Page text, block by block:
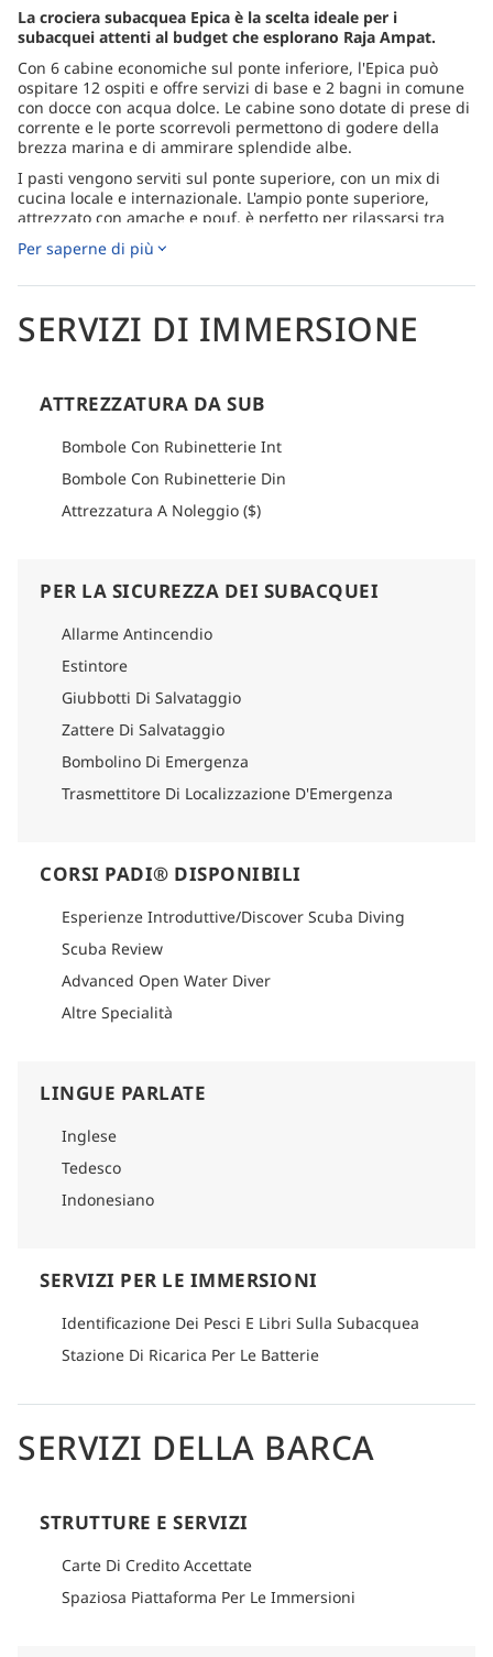
La crociera subacquea Epica è la scelta ideale per i
subacquei attenti al budget che esplorano Raja Ampat.
Con 6 cabine economiche sul ponte inferiore, l'Epica può
ospitare 12 ospiti e offre servizi di base e 2 bagni in comune
con docce con acqua dolce. Le cabine sono dotate di prese di
corrente e le porte scorrevoli permettono di godere della
brezza marina e di ammirare splendide albe.
I pasti vengono serviti sul ponte superiore, con un mix di
cucina locale e internazionale. L'ampio ponte superiore,
attrezzato con amache e pouf, è perfetto per rilassarsi tra
bibite dal frigorifero a prezzi ragionevoli. Una sezione
Le immersioni si svolgono in piccoli gruppi, fino a 4
subacquei per guida, garantendo sicurezza e comfort.
Epica includono visite ai famosi punti panoramici di Raja
viaggiatori con un budget limitato.
Come arrivare
Per informazioni dettagliate su come arrivare, consultare la
sezione logistica di ogni itinerario.
Per saperne di più
SERVIZI DI IMMERSIONE
ATTREZZATURA DA SUB
Bombole Con Rubinetterie Int
Bombole Con Rubinetterie Din
Attrezzatura A Noleggio ($)
PER LA SICUREZZA DEI SUBACQUEI
Allarme Antincendio
Estintore
Giubbotti Di Salvataggio
Zattere Di Salvataggio
Bombolino Di Emergenza
Trasmettitore Di Localizzazione D'Emergenza
CORSI PADI® DISPONIBILI
Esperienze Introduttive/Discover Scuba Diving
Scuba Review
Advanced Open Water Diver
Altre Specialità
LINGUE PARLATE
Inglese
Tedesco
Indonesiano
SERVIZI PER LE IMMERSIONI
Identificazione Dei Pesci E Libri Sulla Subacquea
Stazione Di Ricarica Per Le Batterie
SERVIZI DELLA BARCA
STRUTTURE E SERVIZI
Carte Di Credito Accettate
Spaziosa Piattaforma Per Le Immersioni